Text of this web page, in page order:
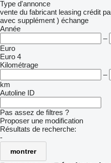
Type d'annonce
vente du fabricant leasing crédit
avec supplément ) échange
Année
–
Euro
Euro 4
Kilométrage
–
km
Autoline ID
Pas assez de filtres ?
Proposer une modification
Résultats de recherche:
-
montrer